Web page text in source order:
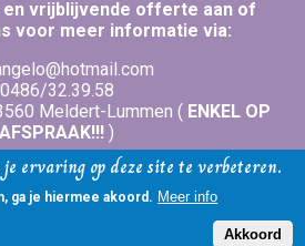
vrijblijvende offerte aan of
voor meer informatie via:
0486/32.39.58
Meldert-Lummen ( ENKEL OP
AFSPRAAK!!! )
BE 0847.257.188
Cookiebeleid
je ervaring op deze site te verbeteren.
ga je hiermee akoord. Meer info
Akkoord